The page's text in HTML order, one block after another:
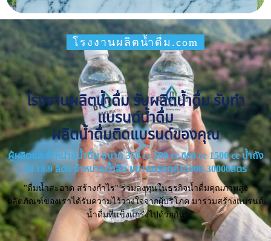
โรงงานผลิตน้ำดื่ม.com
โรงงานผลิตน้ำดื่ม รับผลิตน้ำดื่ม รับทำ
แบรนด์น้ำดื่ม
ผลิตน้ำดื่มติดแบรนด์ของคุณ
ผู้ผลิตและจำหน่ายน้ำดื่ม ขนาด 350 cc 500 cc 600 cc 1500 cc น้ำถัง
ใส 18.9 ลิตร จำหน่ายน้ำจืด ขนาดบรรทุก15000-30000ลิตร
"ดื่มน้ำสะอาด สร้างกำไร" ร่วมลงทุนในธุรกิจน้ำดื่มคุณภาพสูง
ผลิตภัณฑ์ของเราได้รับความไว้วางใจจากผู้บริโภค มาร่วมสร้างแบรนด์
น้ำดื่มที่แข็งแกร่งไปด้วยกัน